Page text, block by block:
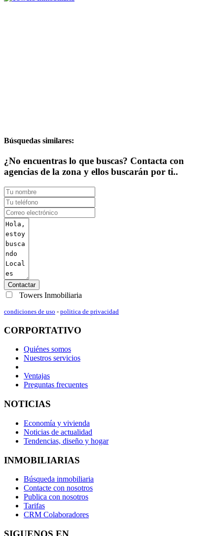
Búsquedas similares:
¿No encuentras lo que buscas? Contacta con
agencias de la zona y ellos buscarán por ti..
Contactar
Towers Inmobiliaria
condiciones de uso - politica de privacidad
CORPORTATIVO
Quiénes somos
Nuestros servicios
Ventajas
Preguntas frecuentes
NOTICIAS
Economía y vivienda
Noticias de actualidad
Tendencias, diseño y hogar
INMOBILIARIAS
Búsqueda inmobiliaria
Contacte con nosotros
Publica con nosotros
Tarifas
CRM Colaboradores
SIGUENOS EN